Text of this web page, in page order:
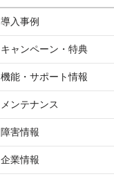
導入事例
キャンペーン・特典
機能・サポート情報
メンテナンス
障害情報
企業情報